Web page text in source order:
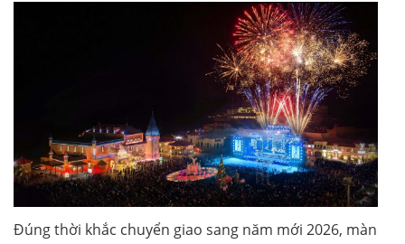
Đúng thời khắc chuyển giao sang năm mới 2026, màn